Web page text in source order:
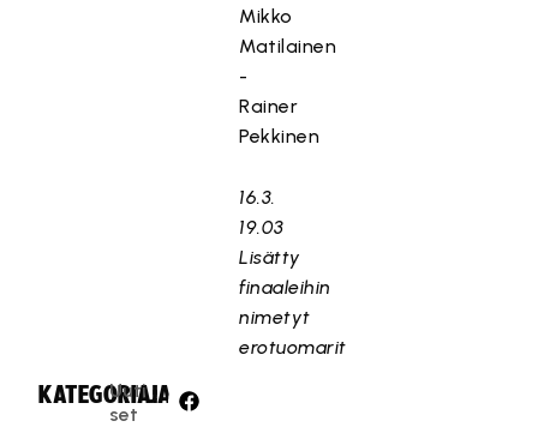
Mikko
Matilainen
-
Rainer
Pekkinen
16.3.
19.03
Lisätty
finaaleihin
nimetyt
erotuomarit
KATEGORIA:
Uuti
set
JAA: